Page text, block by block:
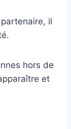
il
hors de
et